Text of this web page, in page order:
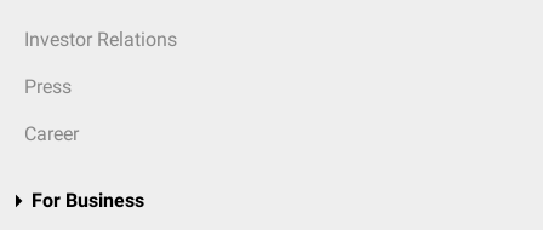
Investor Relations
Press
Career
For Business